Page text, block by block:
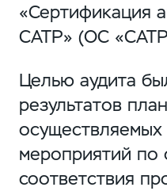
«Сертификация
САТР» (ОС
Целью аудита
результатов
осуществляемых
мероприятий по
соответствия